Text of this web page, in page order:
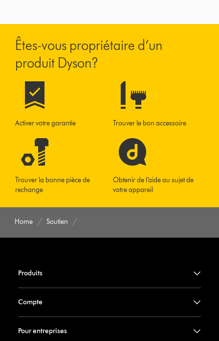
Êtes-vous propriétaire d’un
produit Dyson?
Activer votre garantie Trouver le bon accessoire
Trouver la bonne pièce de
rechange
Obtenir de l’aide au sujet de
votre appareil
Home Soutien
Produits
Compte
Pour entreprises